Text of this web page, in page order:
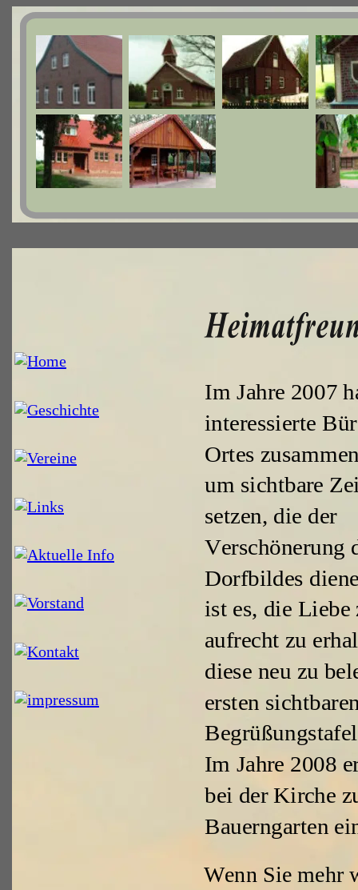
Im Jahre 2007
interessierte
Ortes
um sichtbare
setzen, die der
Verschönerung
Dorfbildes
ist es, die
aufrecht zu
diese neu zu
ersten
Im Jahre 2008
bei der Kirche
Bauerngarten
Wenn Sie mehr